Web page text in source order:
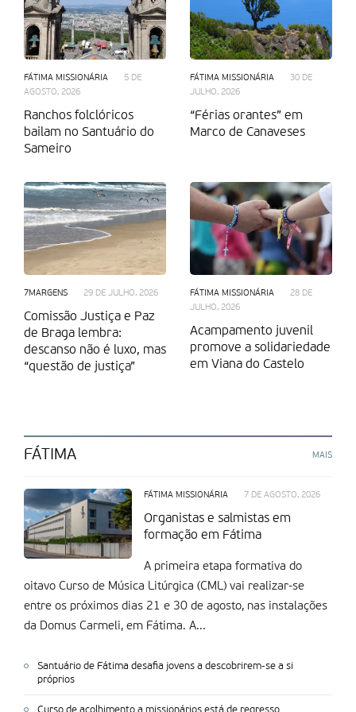
FÁTIMA MISSIONÁRIA
5 DE
AGOSTO, 2026
Ranchos folclóricos
bailam no Santuário do
Sameiro
FÁTIMA MISSIONÁRIA
30 DE
JULHO, 2026
“Férias orantes” em
Marco de Canaveses
7MARGENS 29 DE JULHO, 2026
Comissão Justiça e Paz
de Braga lembra:
descanso não é luxo, mas
“questão de justiça”
FÁTIMA MISSIONÁRIA
28 DE
JULHO, 2026
Acampamento juvenil
promove a solidariedade
em Viana do Castelo
FÁTIMA MAIS
FÁTIMA MISSIONÁRIA 7 DE AGOSTO, 2026
Organistas e salmistas em
formação em Fátima
A primeira etapa formativa do
oitavo Curso de Música Litúrgica (CML) vai realizar-se
entre os próximos dias 21 e 30 de agosto, nas instalações
da Domus Carmeli, em Fátima. A...
Santuário de Fátima desafia jovens a descobrirem-se a si
próprios
Curso de acolhimento a missionários está de regresso